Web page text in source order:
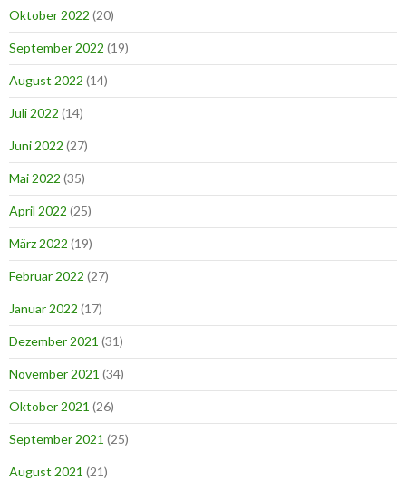
Oktober 2022 (20)
September 2022 (19)
August 2022 (14)
Juli 2022 (14)
Juni 2022 (27)
Mai 2022 (35)
April 2022 (25)
März 2022 (19)
Februar 2022 (27)
Januar 2022 (17)
Dezember 2021 (31)
November 2021 (34)
Oktober 2021 (26)
September 2021 (25)
August 2021 (21)